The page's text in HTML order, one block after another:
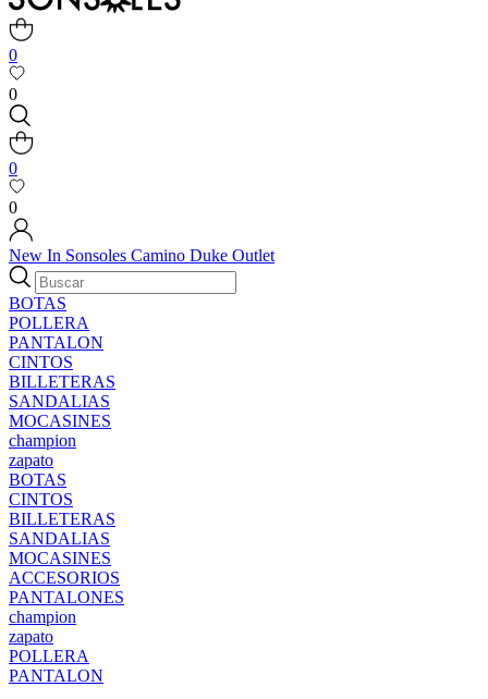
0
0
0
0
New In Sonsoles Camino Duke Outlet
BOTAS
POLLERA
PANTALON
CINTOS
BILLETERAS
SANDALIAS
MOCASINES
champion
zapato
BOTAS
CINTOS
BILLETERAS
SANDALIAS
MOCASINES
ACCESORIOS
PANTALONES
champion
zapato
POLLERA
PANTALON